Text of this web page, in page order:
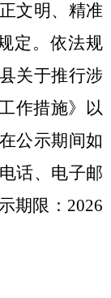
文明、精准
定。依法规
县关于推行涉
作措施》以
公示期间如
话、电子邮
期限： 2026